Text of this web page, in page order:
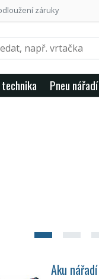
záruky
Pneu nářadí
Aku nářadí